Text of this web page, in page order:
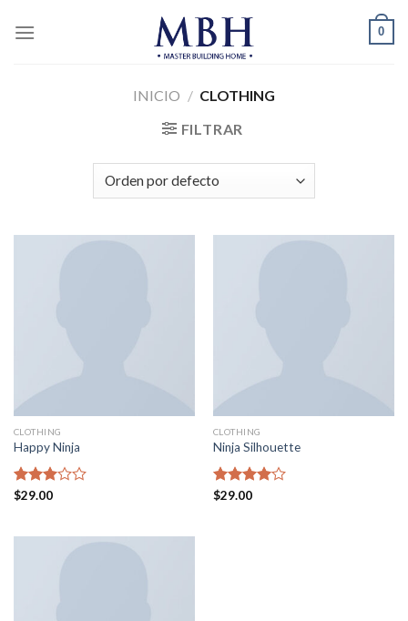
0
INICIO / CLOTHING
FILTRAR
CLOTHING
Happy Ninja
Valorado
de 5
$29.00
CLOTHING
Ninja Silhouette
Valorado
$29.00